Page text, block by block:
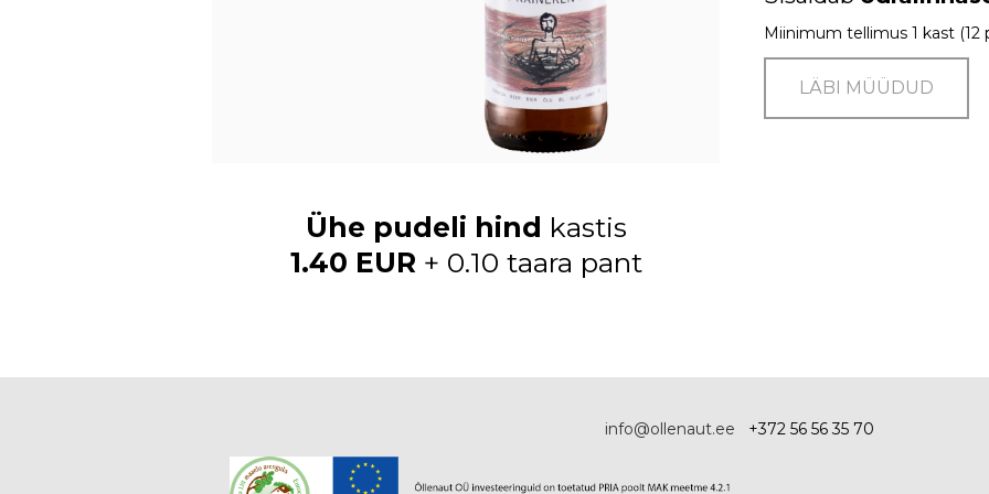
Ühe pudeli hind kastis
1.40 EUR + 0.10 taara pant
Miinimum tellimus 1 kast (12
LÄBI MÜÜDUD
info@ollenaut.ee +372 56 56 35 70